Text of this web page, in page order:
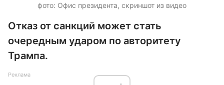
фото: Офис президента, скриншот из видео
Отказ от санкций может стать
очередным ударом по авторитету
Трампа.
Реклама